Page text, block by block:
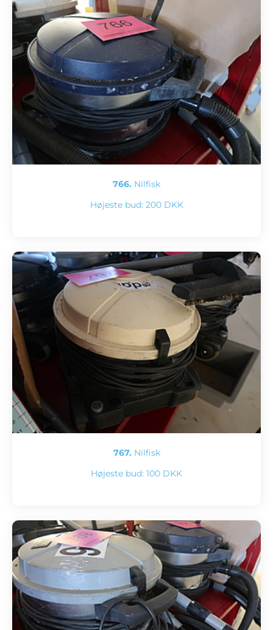
766. Nilfisk
Højeste bud: 200 DKK
767. Nilfisk
Højeste bud: 100 DKK